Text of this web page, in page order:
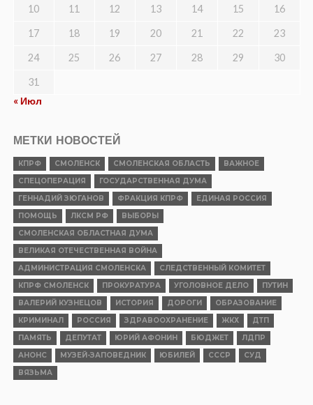
10 11 12 13 14 15 16
17 18 19 20 21 22 23
24 25 26 27 28 29 30
31
« Июл
МЕТКИ НОВОСТЕЙ
КПРФ СМОЛЕНСК СМОЛЕНСКАЯ ОБЛАСТЬ
ВАЖНОЕ
СПЕЦОПЕРАЦИЯ
ГОСУДАРСТВЕННАЯ ДУМА
ГЕННАДИЙ ЗЮГАНОВ
ФРАКЦИЯ КПРФ
ЕДИНАЯ РОССИЯ
ПОМОЩЬ
ЛКСМ РФ
ВЫБОРЫ
СМОЛЕНСКАЯ ОБЛАСТНАЯ ДУМА
ВЕЛИКАЯ ОТЕЧЕСТВЕННАЯ ВОЙНА
АДМИНИСТРАЦИЯ СМОЛЕНСКА
СЛЕДСТВЕННЫЙ КОМИТЕТ
КПРФ СМОЛЕНСК
ПРОКУРАТУРА УГОЛОВНОЕ ДЕЛО
ПУТИН
ВАЛЕРИЙ КУЗНЕЦОВ
ИСТОРИЯ ДОРОГИ
ОБРАЗОВАНИЕ
КРИМИНАЛ
РОССИЯ ЗДРАВООХРАНЕНИЕ ЖКХ
ДТП
ПАМЯТЬ
ДЕПУТАТ ЮРИЙ АФОНИН БЮДЖЕТ
ЛДПР
АНОНС
МУЗЕЙ-ЗАПОВЕДНИК ЮБИЛЕЙ СССР
СУД
ВЯЗЬМА